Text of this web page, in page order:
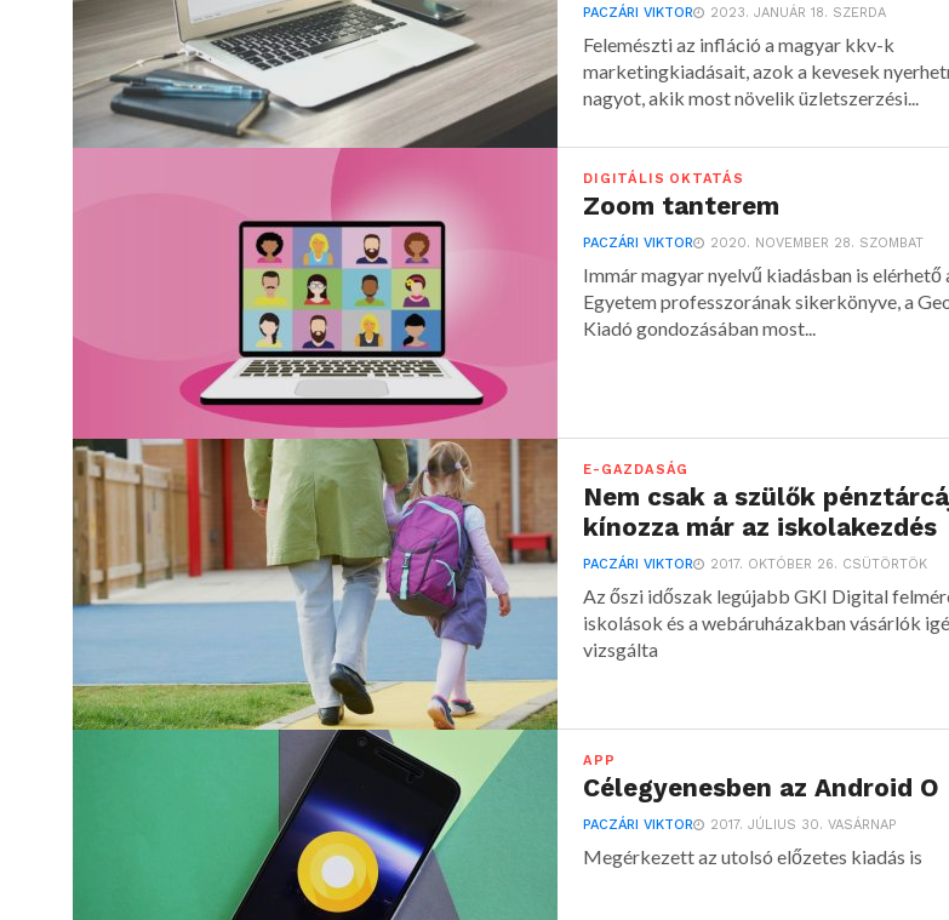
PACZÁRI VIKTOR 2023. JANUÁR 18. SZERDA
Felemészti az infláció a magyar kkv-k
marketingkiadásait, azok a kevesek
nagyot, akik most növelik üzletszerzési...
DIGITÁLIS OKTATÁS
Zoom tanterem
PACZÁRI VIKTOR 2020. NOVEMBER 28. SZOMBAT
Immár magyar nyelvű kiadásban is elérhető
Egyetem professzorának sikerkönyve, a
Kiadó gondozásában most...
E-GAZDASÁG
Nem csak a szülők
kínozza már az iskolakezdés
PACZÁRI VIKTOR 2017. OKTÓBER 26. CSÜTÖRTÖK
Az őszi időszak legújabb GKI Digital
iskolások és a webáruházakban vásárlók
vizsgálta
APP
Célegyenesben az Android O
PACZÁRI VIKTOR 2017. JÚLIUS 30. VASÁRNAP
Megérkezett az utolsó előzetes kiadás is